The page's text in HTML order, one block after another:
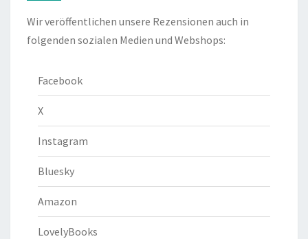
Wir veröffentlichen unsere Rezensionen auch in
folgenden sozialen Medien und Webshops:
Facebook
X
Instagram
Bluesky
Amazon
LovelyBooks